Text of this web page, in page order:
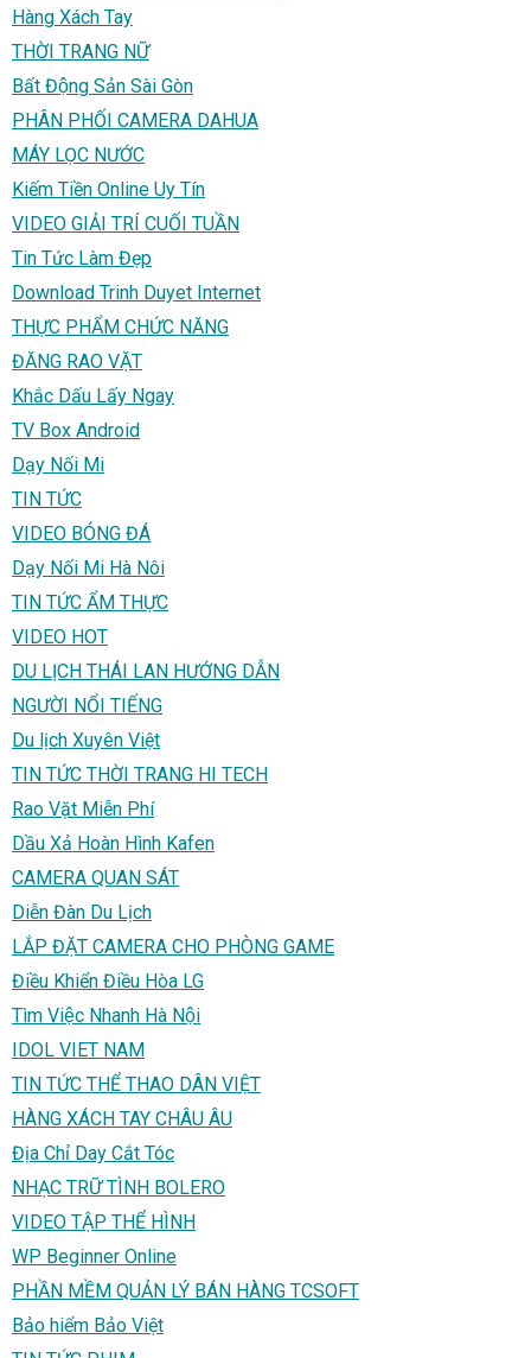
Hàng Xách Tay
THỜI TRANG NỮ
Bất Động Sản Sài Gòn
PHÂN PHỐI CAMERA DAHUA
MÁY LỌC NƯỚC
Kiếm Tiền Online Uy Tín
VIDEO GIẢI TRÍ CUỐI TUẦN
Tin Tức Làm Đẹp
Download Trinh Duyet Internet
THỰC PHẨM CHỨC NĂNG
ĐĂNG RAO VẶT
Khắc Dấu Lấy Ngay
TV Box Android
Dạy Nối Mi
TIN TỨC
VIDEO BÓNG ĐÁ
Dạy Nối Mi Hà Nôi
TIN TỨC ẨM THỰC
VIDEO HOT
DU LỊCH THÁI LAN HƯỚNG DẪN
NGƯỜI NỔI TIẾNG
Du lịch Xuyên Việt
TIN TỨC THỜI TRANG HI TECH
Rao Vặt Miễn Phí
Dầu Xả Hoàn Hình Kafen
CAMERA QUAN SÁT
Diễn Đàn Du Lịch
LẮP ĐẶT CAMERA CHO PHÒNG GAME
Điều Khiển Điều Hòa LG
Tìm Việc Nhanh Hà Nội
IDOL VIET NAM
TIN TỨC THỂ THAO DÂN VIỆT
HÀNG XÁCH TAY CHÂU ÂU
Địa Chỉ Day Cắt Tóc
NHẠC TRỮ TÌNH BOLERO
VIDEO TẬP THỂ HÌNH
WP Beginner Online
PHẦN MỀM QUẢN LÝ BÁN HÀNG TCSOFT
Bảo hiểm Bảo Việt